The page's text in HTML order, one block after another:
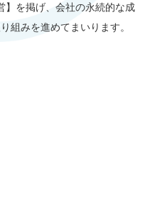
を掲げ、 会社の永続的な成
組みを進めてまいります。